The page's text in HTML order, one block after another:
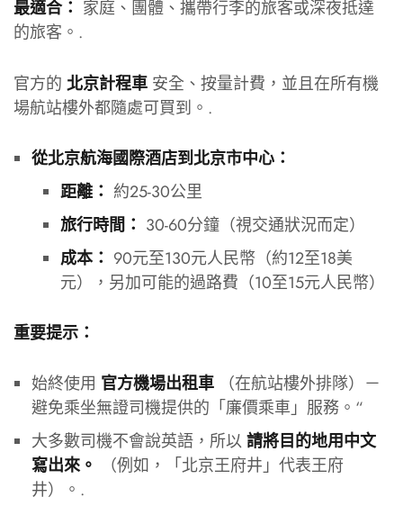
最適合： 家庭、團體、攜帶行李的旅客或深夜抵達
的旅客。.
官方的 北京計程車 安全、按量計費，並且在所有機
場航站樓外都隨處可買到。.
從北京航海國際酒店到北京市中心：
距離： 約25-30公里
旅行時間： 30-60分鐘（視交通狀況而定）
成本： 90元至130元人民幣（約12至18美
元），另加可能的過路費（10至15元人民幣）
重要提示：
始終使用 官方機場出租車（在航站樓外排隊）－
避免乘坐無證司機提供的「廉價乘車」服務。“
大多數司機不會說英語，所以 請將目的地用中文
寫出來。
（例如，「北京王府井」代表王府
井）。.